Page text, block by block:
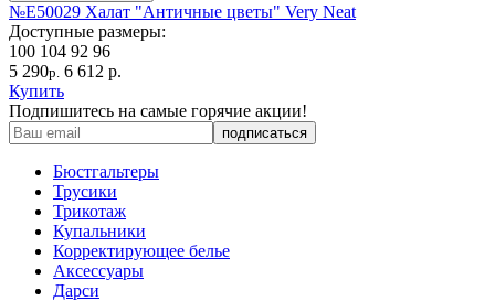
№Е50029 Халат "Античные цветы" Very Neat
Доступные размеры:
100 104 92 96
5 290р. 6 612 р.
Купить
Подпишитесь на самые горячие акции!
Бюстгальтеры
Трусики
Трикотаж
Купальники
Корректирующее белье
Аксессуары
Дарси